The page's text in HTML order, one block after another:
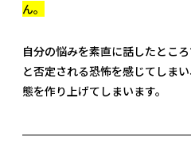
ん。
自分の悩みを素直に話したとこ
と否定される恐怖を感じてしま
態を作り上げてしまいます。